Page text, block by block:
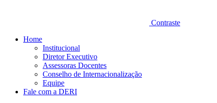
Contraste
Home
Institucional
Diretor Executivo
Assessoras Docentes
Conselho de Internacionalização
Equipe
Fale com a DERI